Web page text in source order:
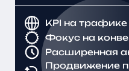
KPI на
Фокус на
Расширенная
Продвижение